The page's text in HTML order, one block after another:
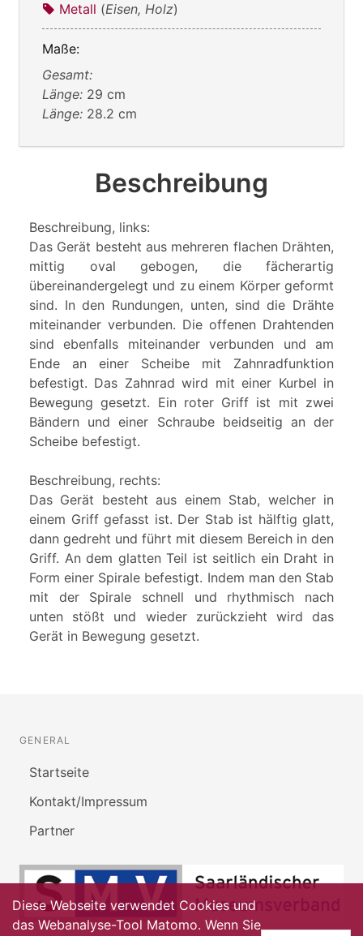
Metall (Eisen, Holz)
Maße:
Gesamt:
Länge: 29 cm
Länge: 28.2 cm
Beschreibung
Beschreibung, links:
Das Gerät besteht aus mehreren flachen Drähten,
mittig oval gebogen, die fächerartig
übereinandergelegt und zu einem Körper geformt
sind. In den Rundungen, unten, sind die Drähte
miteinander verbunden. Die offenen Drahtenden
sind ebenfalls miteinander verbunden und am
Ende an einer Scheibe mit Zahnradfunktion
befestigt. Das Zahnrad wird mit einer Kurbel in
Bewegung gesetzt. Ein roter Griff ist mit zwei
Bändern und einer Schraube beidseitig an der
Scheibe befestigt.
Beschreibung, rechts:
Das Gerät besteht aus einem Stab, welcher in
einem Griff gefasst ist. Der Stab ist hälftig glatt,
dann gedreht und führt mit diesem Bereich in den
Griff. An dem glatten Teil ist seitlich ein Draht in
Form einer Spirale befestigt. Indem man den Stab
mit der Spirale schnell und rhythmisch nach
unten stößt und wieder zurückzieht wird das
Gerät in Bewegung gesetzt.
GENERAL
Startseite
Kontakt/Impressum
Partner
Diese Webseite verwendet Cookies und
das Webanalyse-Tool Matomo. Wenn Sie